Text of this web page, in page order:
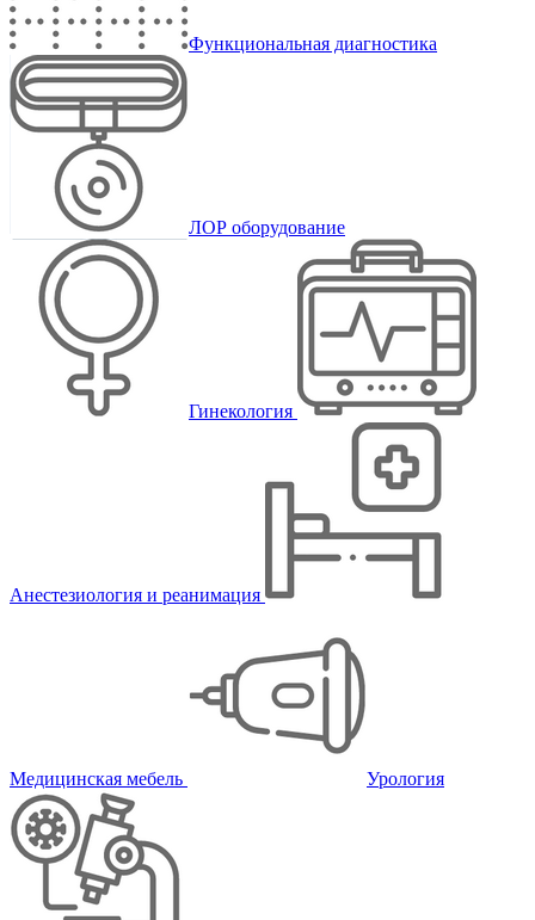
Функциональная диагностика
ЛОР оборудование
Гинекология
Анестезиология и реанимация
Медицинская мебель Урология